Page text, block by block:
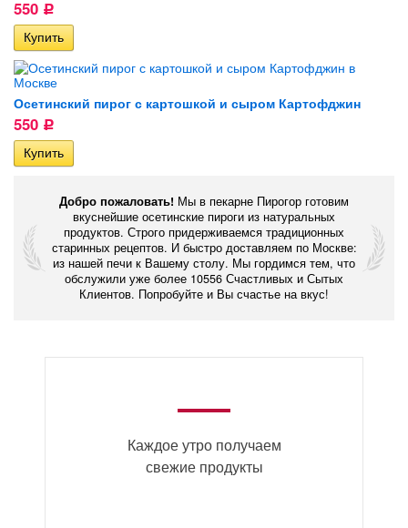
550 Р
Осетинский пирог с картошкой и сыром Картофджин
550 Р
Добро пожаловать! Мы в пекарне Пирогор готовим
вкуснейшие осетинские пироги из натуральных
продуктов. Строго придерживаемся традиционных
старинных рецептов. И быстро доставляем по Москве:
из нашей печи к Вашему столу. Мы гордимся тем, что
обслужили уже более 10556 Счастливых и Сытых
Клиентов. Попробуйте и Вы счастье на вкус!
Каждое утро получаем
свежие продукты